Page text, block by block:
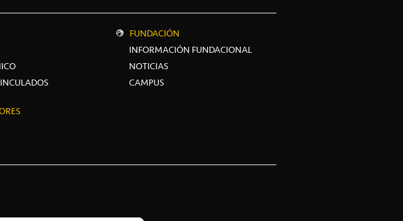
FUNDACIÓN
INFORMACIÓN FUNDACIONAL
NOTICIAS
CAMPUS